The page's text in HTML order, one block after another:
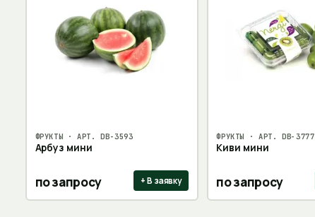
ФРУКТЫ · АРТ.DB-3593
Арбуз мини
по запросу + В заявку
ФРУКТЫ · АРТ.DB-3777
Киви мини
по запросу